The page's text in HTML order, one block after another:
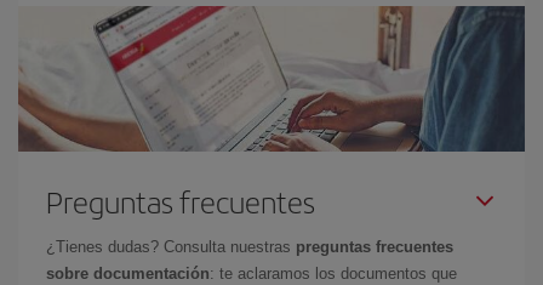
Preguntas frecuentes
¿Tienes dudas? Consulta nuestras preguntas frecuentes
sobre documentación: te aclaramos los documentos que